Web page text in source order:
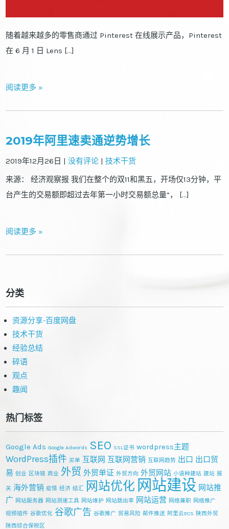
随着越来越多的零售商通过 Pinterest 在线展示产品，Pinterest
在 6 月 1 日 Lens […]
阅读更多 »
2019年阿里速卖通逆势增长
2019年12月26日 |没有评论 |技术干货
来源： 经济观察报 我们在整个的双11和黑五，开场仅13分钟，平
台产生的交易额即超过去年第一小时交易额总量”， […]
阅读更多 »
分类
资源分享-百度网盘
技术干货
经验总结
碎语
观点
趣闻
热门标签
Google Ads Google Adwords SEO SSL证书 wordpress主题
WordPress插件 买单 互联网 互联网营销 互联网趋势 出口 出口贸
易 创业 区块链 商业 外贸 外贸单证 外贸方向 外贸网站 小语种建站 建站 报
关 海外营销 疫情 经济 结汇 网站优化 网站建设 网站推
广 网站服务器 网站测速工具 网站维护 网站跳出率 网站运营 网络兼职 网络推广
视频插件 谷歌优化 谷歌广告 谷歌推广 贸易风险 邮件推送 阿里云ECS 陕西外贸
陕西综合保税区